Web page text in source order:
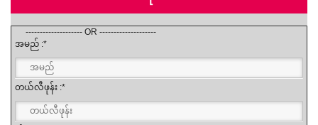
-------------------- OR --------------------
အမည် :*
တယ်လီဖုန်း :*